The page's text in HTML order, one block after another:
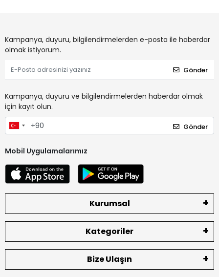
Kampanya, duyuru, bilgilendirmelerden e-posta ile haberdar
olmak istiyorum.
Gönder
Kampanya, duyuru ve bilgilendirmelerden haberdar olmak
için kayıt olun.
Gönder
Mobil Uygulamalarımız
Kurumsal
Kategoriler
Bize Ulaşın